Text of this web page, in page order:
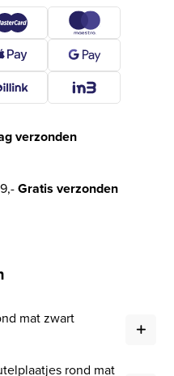
verzonden
Gratis verzonden
mat zwart
rond mat